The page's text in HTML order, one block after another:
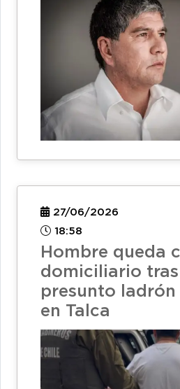
27/06/2026
18:58
Hombre queda
domiciliario
presunto ladrón
en Talca